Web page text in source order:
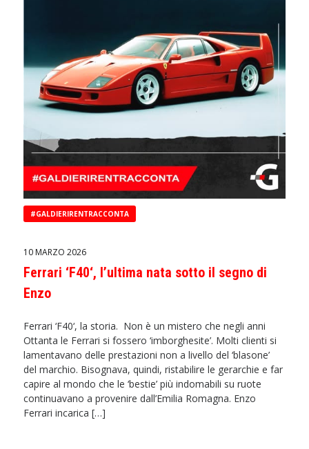
#GALDIERIRENTRACCONTA
10 MARZO 2026
Ferrari ‘F40‘, l’ultima nata sotto il segno di
Enzo
Ferrari ‘F40‘, la storia. Non è un mistero che negli anni
Ottanta le Ferrari si fossero ‘imborghesite’. Molti clienti si
lamentavano delle prestazioni non a livello del ‘blasone’
del marchio. Bisognava, quindi, ristabilire le gerarchie e far
capire al mondo che le ‘bestie’ più indomabili su ruote
continuavano a provenire dall’Emilia Romagna. Enzo
Ferrari incarica […]